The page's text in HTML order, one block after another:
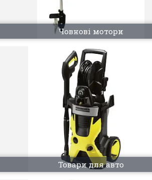
Човнові мотори
Товари для авто